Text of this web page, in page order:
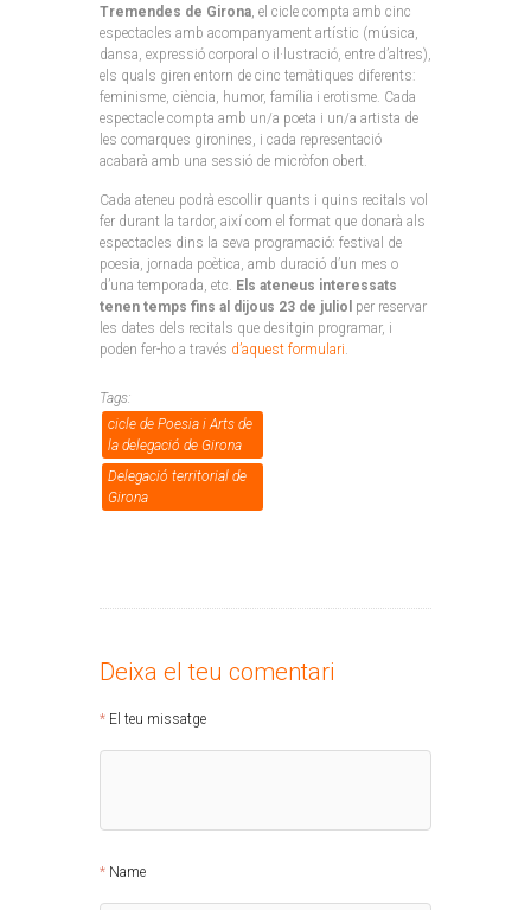
Tremendes de Girona , el cicle compta amb cinc
espectacles amb acompanyament artístic (música,
dansa, expressió corporal o il·lustració, entre d’altres),
els quals giren entorn de cinc temàtiques diferents:
feminisme, ciència, humor, família i erotisme. Cada
espectacle compta amb un/a poeta i un/a artista de
les comarques gironines, i cada representació
acabarà amb una sessió de micròfon obert.
Cada ateneu podrà escollir quants i quins recitals vol
fer durant la tardor, així com el format que donarà als
espectacles dins la seva programació: festival de
poesia, jornada poètica, amb duració d’un mes o
d’una temporada, etc. Els ateneus interessats
tenen temps fins al dijous 23 de juliol per reservar
les dates dels recitals que desitgin programar, i
poden fer-ho a través d’aquest formulari
Tags:
cicle de Poesia i Arts de
la delegació de Girona
Delegació territorial de
Girona
Deixa el teu comentari
El teu missatge
Name